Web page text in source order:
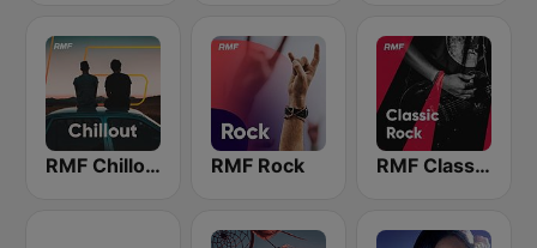
RMF Chillout RMF Rock RMF Classic Rock